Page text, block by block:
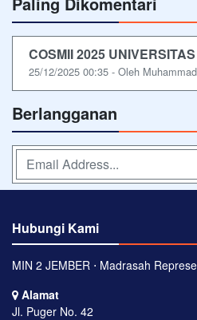
COSMII 2025
25/12/2025 00:35 - Oleh
Berlangganan
Hubungi Kami
MIN 2 JEMBER ⋅ Madrasah
Alamat
Jl. Puger No. 42